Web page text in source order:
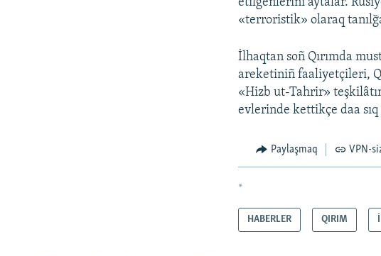
«terroristik» olaraq
İlhaqtan soñ Qırımda
areketiniñ faaliyetçileri,
«Hizb ut-Tahrir»
evlerinde kettikçe daa
Paylaşmaq VPN-
*
HABERLER QIRIM